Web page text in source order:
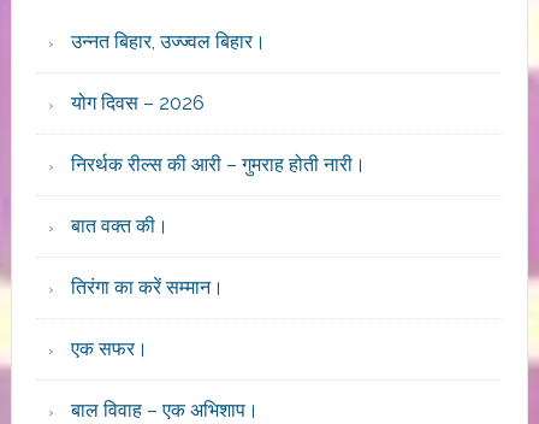
उन्नत बिहार, उज्ज्वल बिहार।
योग दिवस – 2026
निरर्थक रील्स की आरी – गुमराह होती नारी।
बात वक्त की।
तिरंगा का करें सम्मान।
एक सफर।
बाल विवाह – एक अभिशाप।